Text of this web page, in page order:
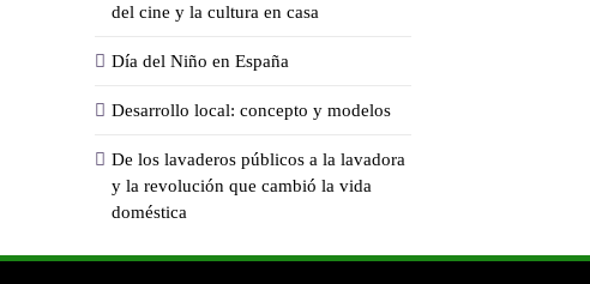
del cine y la cultura en casa
Día del Niño en España
Desarrollo local: concepto y modelos
De los lavaderos públicos a la lavadora
y la revolución que cambió la vida
doméstica